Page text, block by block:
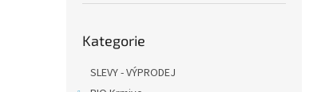
kategorie
Kategorie
SLEVY - VÝPRODEJ